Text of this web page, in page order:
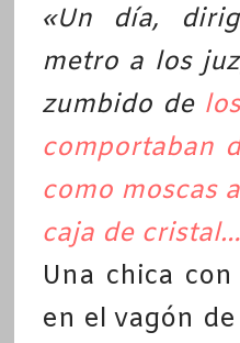
«Un día,
metro a los
zumbido de
comportaban
como moscas
caja de cristal…
Una chica
en el vagón